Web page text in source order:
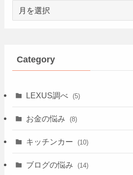
Archive
Category
LEXUS調べ (5)
お金の悩み (8)
キッチンカー (10)
ブログの悩み (14)